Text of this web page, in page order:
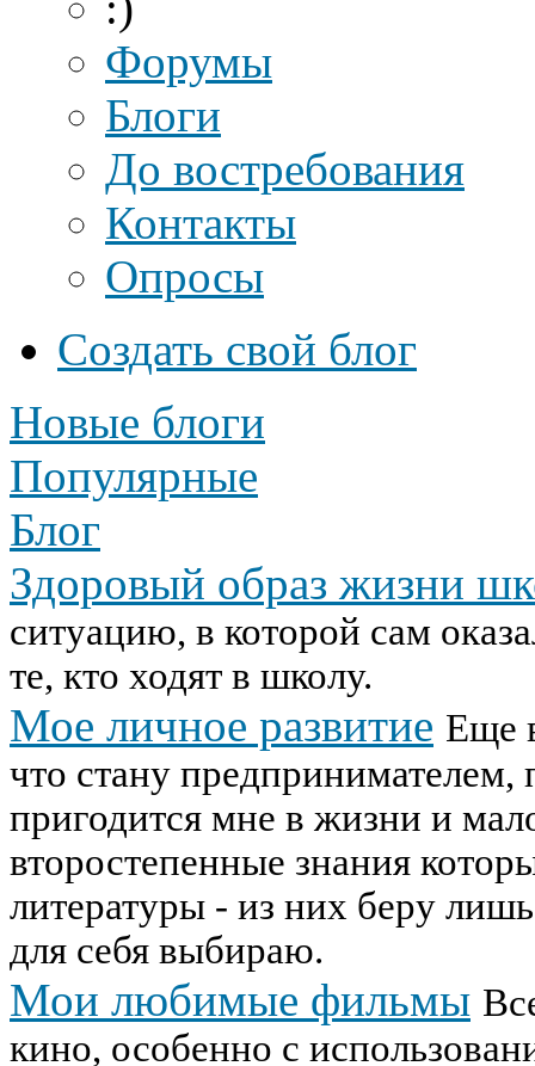
Форумы
Блоги
До востребования
Контакты
Опросы
Создать свой блог
Новые блоги
Популярные
Блог
Здоровый образ жизни
ситуацию, в которой сам
те, кто ходят в школу.
Мое личное развитие Еще
что стану предпринимателем,
пригодится мне в жизни и
второстепенные знания
литературы - из них беру
для себя выбираю.
Мои любимые фильмы
кино, особенно с